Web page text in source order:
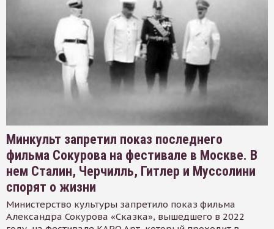
Минкульт запретил показ последнего
фильма Сокурова на фестивале в Москве. В
нем Сталин, Черчилль, Гитлер и Муссолини
спорят о жизни
Министерство культуры запретило показ фильма
Александра Сокурова «Сказка», вышедшего в 2022